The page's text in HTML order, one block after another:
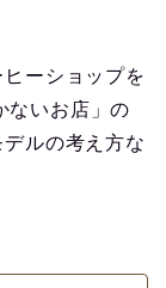
ーショップを
ないお店」の
ルの考え方な